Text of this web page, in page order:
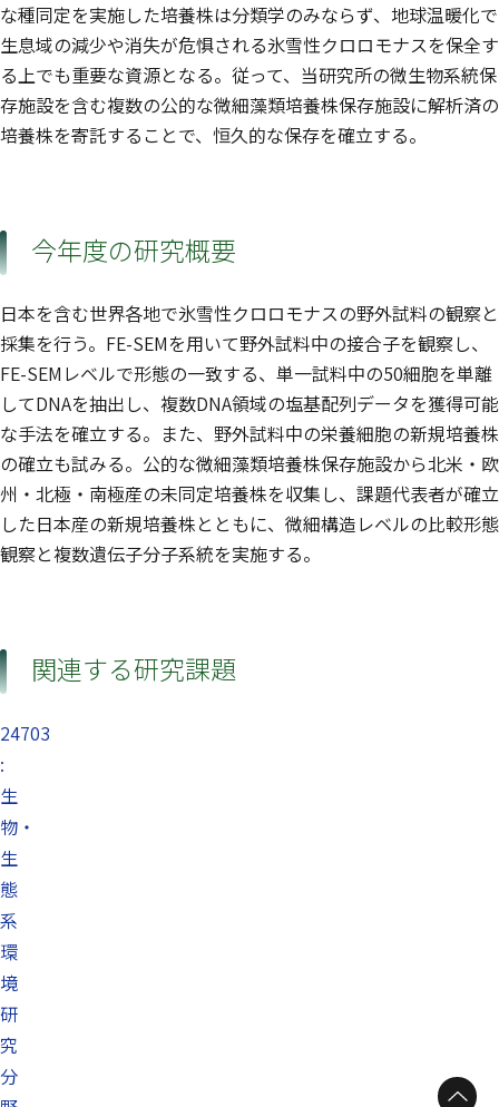
な種同定を実施した培養株は分類学のみならず、地球温暖化で
生息域の減少や消失が危惧される氷雪性クロロモナスを保全す
る上でも重要な資源となる。従って、当研究所の微生物系統保
存施設を含む複数の公的な微細藻類培養株保存施設に解析済の
培養株を寄託することで、恒久的な保存を確立する。
今年度の研究概要
日本を含む世界各地で氷雪性クロロモナスの野外試料の観察と
採集を行う。FE-SEMを用いて野外試料中の接合子を観察し、
FE-SEMレベルで形態の一致する、単一試料中の50細胞を単離
してDNAを抽出し、複数DNA領域の塩基配列データを獲得可能
な手法を確立する。また、野外試料中の栄養細胞の新規培養株
の確立も試みる。公的な微細藻類培養株保存施設から北米・欧
州・北極・南極産の未同定培養株を収集し、課題代表者が確立
した日本産の新規培養株とともに、微細構造レベルの比較形態
観察と複数遺伝子分子系統を実施する。
関連する研究課題
24703
:
生
物・
生
態
系
環
境
研
究
分